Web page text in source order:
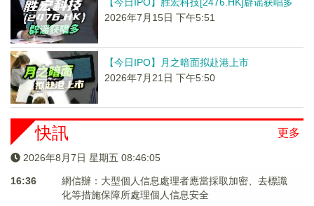
2026年7月15日 下午5:51
【今日IPO】月之暗面拟赴港上市
2026年7月21日 下午5:50
更多
快訊
2026年8月7日 星期五 08:46:05
16:36
網信辦：大型個人信息處理者應當採取加密、去標識
化等措施保障所處理個人信息安全